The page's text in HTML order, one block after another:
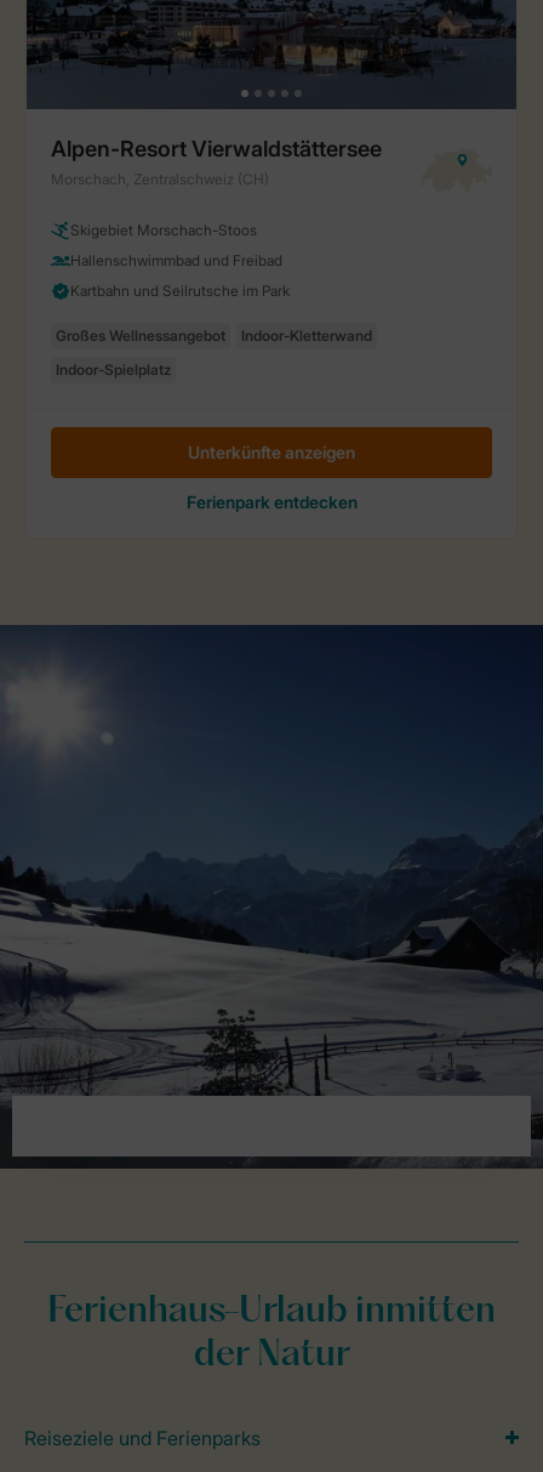
Ferienhaus-Urlaub inmitten
der Natur
Reiseziele und Ferienparks